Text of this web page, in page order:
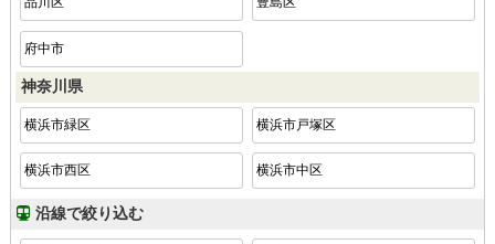
府中市
神奈川県
横浜市緑区 横浜市戸塚区
横浜市西区 横浜市中区
沿線で絞り込む